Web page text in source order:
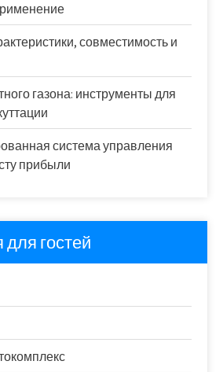
совместимость и
газона: инструменты для
система управления
прибыли
гостей